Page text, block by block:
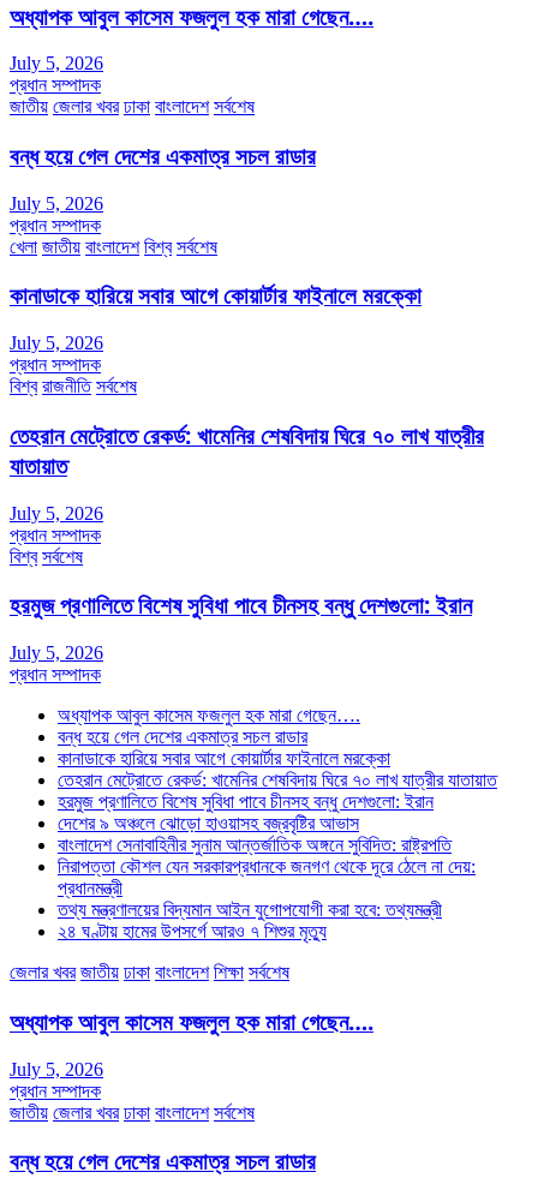
অধ্যাপক আবুল কাসেম ফজলুল হক মারা গেছেন….
July 5, 2026
প্রধান সম্পাদক
জাতীয় জেলার খবর ঢাকা বাংলাদেশ সর্বশেষ
বন্ধ হয়ে গেল দেশের একমাত্র সচল রাডার
July 5, 2026
প্রধান সম্পাদক
খেলা জাতীয় বাংলাদেশ বিশ্ব সর্বশেষ
কানাডাকে হারিয়ে সবার আগে কোয়ার্টার ফাইনালে মরক্কো
July 5, 2026
প্রধান সম্পাদক
বিশ্ব রাজনীতি সর্বশেষ
তেহরান মেট্রোতে রেকর্ড: খামেনির শেষবিদায় ঘিরে ৭০ লাখ যাত্রীর
যাতায়াত
July 5, 2026
প্রধান সম্পাদক
বিশ্ব সর্বশেষ
হরমুজ প্রণালিতে বিশেষ সুবিধা পাবে চীনসহ বন্ধু দেশগুলো: ইরান
July 5, 2026
প্রধান সম্পাদক
অধ্যাপক আবুল কাসেম ফজলুল হক মারা গেছেন….
বন্ধ হয়ে গেল দেশের একমাত্র সচল রাডার
কানাডাকে হারিয়ে সবার আগে কোয়ার্টার ফাইনালে মরক্কো
তেহরান মেট্রোতে রেকর্ড: খামেনির শেষবিদায় ঘিরে ৭০ লাখ যাত্রীর যাতায়াত
হরমুজ প্রণালিতে বিশেষ সুবিধা পাবে চীনসহ বন্ধু দেশগুলো: ইরান
দেশের ৯ অঞ্চলে ঝোড়ো হাওয়াসহ বজ্রবৃষ্টির আভাস
বাংলাদেশ সেনাবাহিনীর সুনাম আন্তর্জাতিক অঙ্গনে সুবিদিত: রাষ্ট্রপতি
নিরাপত্তা কৌশল যেন সরকারপ্রধানকে জনগণ থেকে দূরে ঠেলে না দেয়:
প্রধানমন্ত্রী
তথ্য মন্ত্রণালয়ের বিদ্যমান আইন যুগোপযোগী করা হবে: তথ্যমন্ত্রী
২৪ ঘণ্টায় হামের উপসর্গে আরও ৭ শিশুর মৃত্যু
জেলার খবর জাতীয় ঢাকা বাংলাদেশ শিক্ষা সর্বশেষ
অধ্যাপক আবুল কাসেম ফজলুল হক মারা গেছেন….
July 5, 2026
প্রধান সম্পাদক
জাতীয় জেলার খবর ঢাকা বাংলাদেশ সর্বশেষ
বন্ধ হয়ে গেল দেশের একমাত্র সচল রাডার